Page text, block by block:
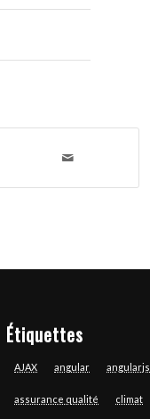
Étiquettes
AJAX angular angularjs
assurance qualité climat